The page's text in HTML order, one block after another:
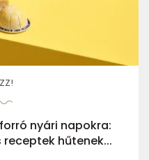
nyári napokra:
hűtenek...